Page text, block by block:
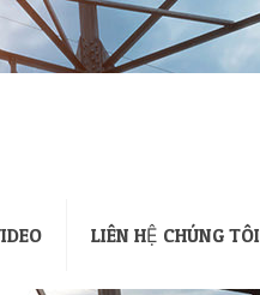
LIÊN HỆ CHÚNG TÔI